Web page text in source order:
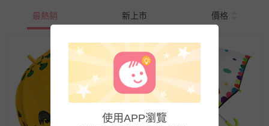
最熱銷 新上市 價格
使用APP瀏覽